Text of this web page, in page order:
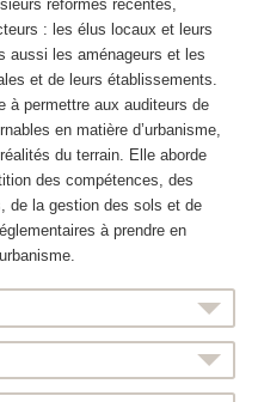
réformes récentes,
: les élus locaux et leurs
aussi les aménageurs et les
et de leurs établissements.
à permettre aux auditeurs de
en matière d’urbanisme,
du terrain. Elle aborde
des compétences, des
de la gestion des sols et de
à prendre en